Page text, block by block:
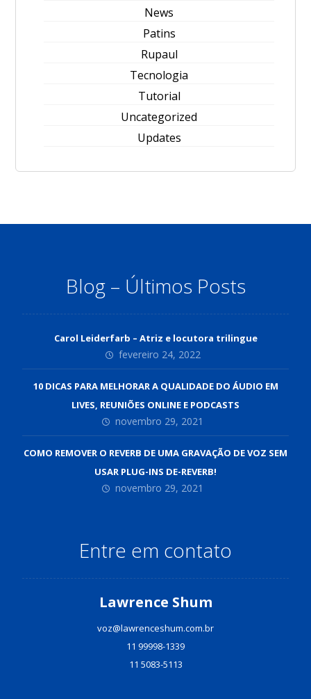
News
Patins
Rupaul
Tecnologia
Tutorial
Uncategorized
Updates
Blog – Últimos Posts
Carol Leiderfarb – Atriz e locutora trilingue
fevereiro 24, 2022
10 DICAS PARA MELHORAR A QUALIDADE DO ÁUDIO EM
LIVES, REUNIÕES ONLINE E PODCASTS
novembro 29, 2021
COMO REMOVER O REVERB DE UMA GRAVAÇÃO DE VOZ SEM
USAR PLUG-INS DE-REVERB!
novembro 29, 2021
Entre em contato
Lawrence Shum
voz@lawrenceshum.com.br
11 99998-1339
11 5083-5113